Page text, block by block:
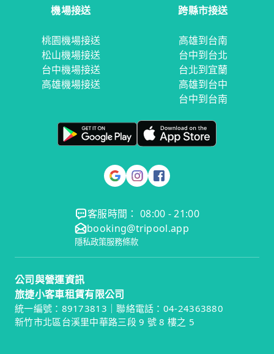
機場接送
桃園機場接送
松山機場接送
台中機場接送
高雄機場接送
跨縣市接送
高雄到台南
台中到台北
台北到宜蘭
高雄到台中
台中到台南
客服時間： 08:00 - 21:00
booking@tripool.app
隱私政策服務條款
公司與營運資訊
旅捷小客車租賃有限公司
統一編號：89173813｜聯絡電話：04-24363880
新竹市北區台溪里中華路三段 9 號 8 樓之 5